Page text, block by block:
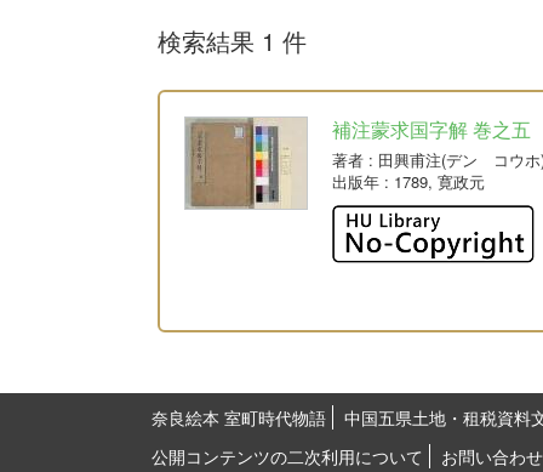
検索結果 1 件
補注蒙求国字解 巻之五
著者 : 田興甫注(デン コウ
出版年 : 1789, 寛政元
奈良絵本 室町時代物語
中国五県土地・租税資料
公開コンテンツの二次利用について
お問い合わせ